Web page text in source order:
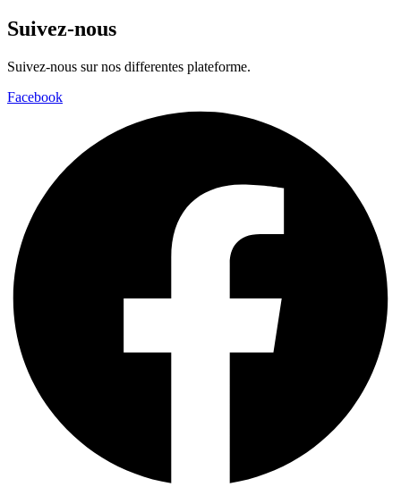
Suivez-nous
Suivez-nous sur nos differentes plateforme.
Facebook